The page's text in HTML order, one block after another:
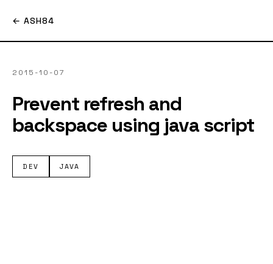
← ASH84
2015-10-07
Prevent refresh and
backspace using java script
DEV JAVA